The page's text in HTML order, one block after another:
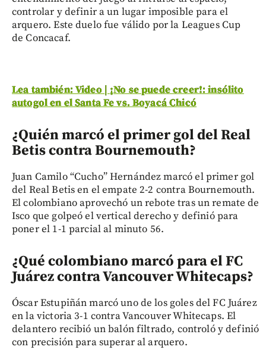
controlar y definir a un lugar imposible para el
arquero. Este duelo fue válido por la Leagues Cup
de Concacaf.
Lea también: Video | ¡No se puede creer!: insólito
autogol en el Santa Fe vs. Boyacá Chicó
¿Quién marcó el primer gol del Real
Betis contra Bournemouth?
Juan Camilo “Cucho” Hernández marcó el primer gol
del Real Betis en el empate 2-2 contra Bournemouth.
El colombiano aprovechó un rebote tras un remate de
Isco que golpeó el vertical derecho y definió para
poner el 1-1 parcial al minuto 56.
¿Qué colombiano marcó para el FC
Juárez contra Vancouver Whitecaps?
Óscar Estupiñán marcó uno de los goles del FC Juárez
en la victoria 3-1 contra Vancouver Whitecaps. El
delantero recibió un balón filtrado, controló y definió
con precisión para superar al arquero.